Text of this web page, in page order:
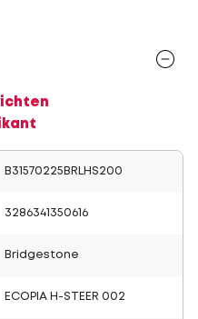
B31570225BRLHS200
3286341350616
Bridgestone
ECOPIA H-STEER 002